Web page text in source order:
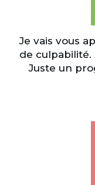
Je vais vous
de culpabilité.
Juste un